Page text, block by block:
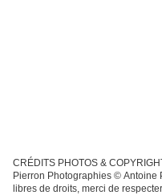
CRÉDITS PHOTOS &
Pierron Photographies © Antoine
libres de droits, merci de